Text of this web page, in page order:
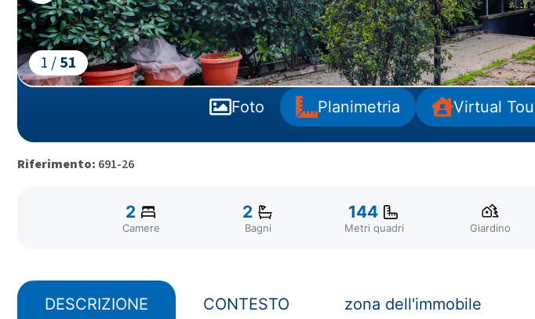
Foto Planimetria Virtual
1 /51
Riferimento: 691-26
2
Camere
2
Bagni
144
Metri quadri Giardino
DESCRIZIONE CONTESTO zona dell'immobile